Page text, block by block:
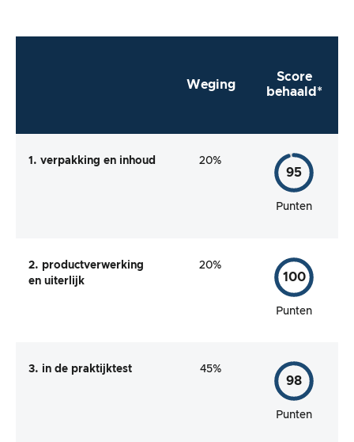
Weging
Score
behaald*
1. verpakking en inhoud 20%
95
Punten
2. productverwerking
en uiterlijk
20%
100
Punten
3. in de praktijktest 45%
98
Punten